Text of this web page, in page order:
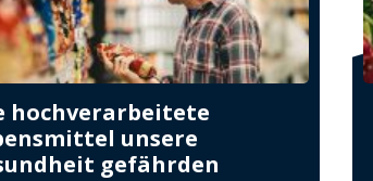
hochverarbeitete
unsere
gefährden